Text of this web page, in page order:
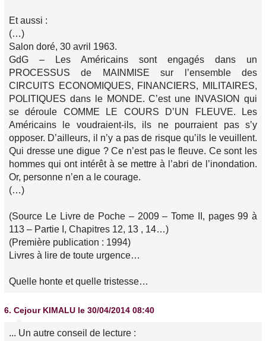
Et aussi :
(…)
Salon doré, 30 avril 1963.
GdG – Les Américains sont engagés dans un
PROCESSUS de MAINMISE sur l’ensemble des
CIRCUITS ECONOMIQUES, FINANCIERS, MILITAIRES,
POLITIQUES dans le MONDE. C’est une INVASION qui
se déroule COMME LE COURS D’UN FLEUVE. Les
Américains le voudraient-ils, ils ne pourraient pas s’y
opposer. D’ailleurs, il n’y a pas de risque qu’ils le veuillent.
Qui dresse une digue ? Ce n’est pas le fleuve. Ce sont les
hommes qui ont intérêt à se mettre à l’abri de l’inondation.
Or, personne n’en a le courage.
(…)
(Source Le Livre de Poche – 2009 – Tome II, pages 99 à
113 – Partie I, Chapitres 12, 13 , 14…)
(Première publication : 1994)
Livres à lire de toute urgence…
Quelle honte et quelle tristesse…
6. Cejour KIMALU le 30/04/2014 08:40
... Un autre conseil de lecture :